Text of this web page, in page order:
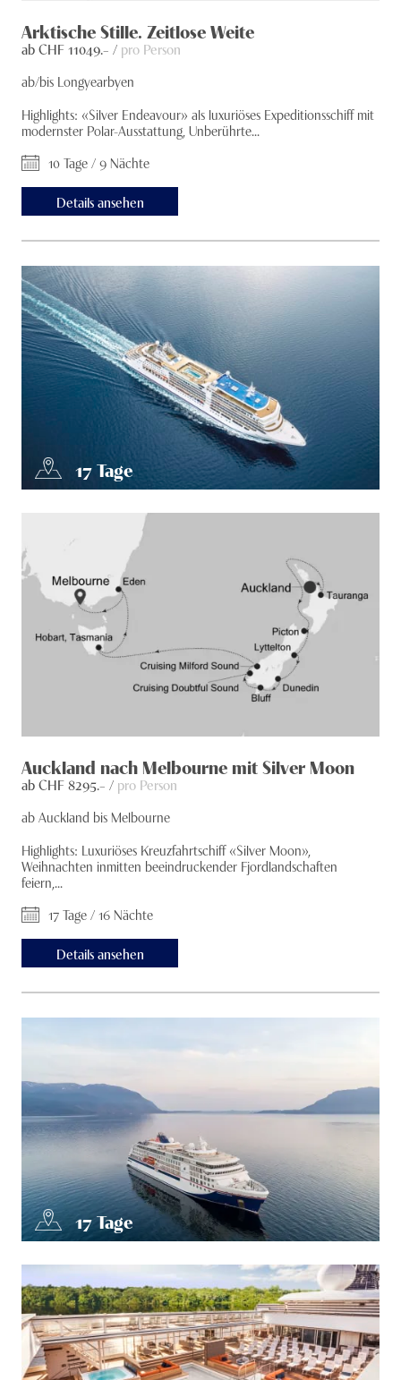
Arktische Stille. Zeitlose Weite
ab CHF11049.– / pro Person
ab/bis Longyearbyen
Highlights: «Silver Endeavour» als luxuriöses Expeditionsschiff mit
modernster Polar-Ausstattung, Unberührte...
10 Tage / 9 Nächte
Details ansehen
17Tage
Auckland nach Melbourne mit Silver Moon
ab CHF8295.– / pro Person
ab Auckland bis Melbourne
Highlights: Luxuriöses Kreuzfahrtschiff «Silver Moon»,
Weihnachten inmitten beeindruckender Fjordlandschaften
feiern,...
17 Tage / 16 Nächte
Details ansehen
17Tage